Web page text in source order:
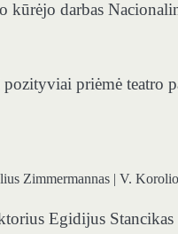
kūrėjo darbas
pozityviai priėmė teatro
Zimmermannas | V.
Egidijus